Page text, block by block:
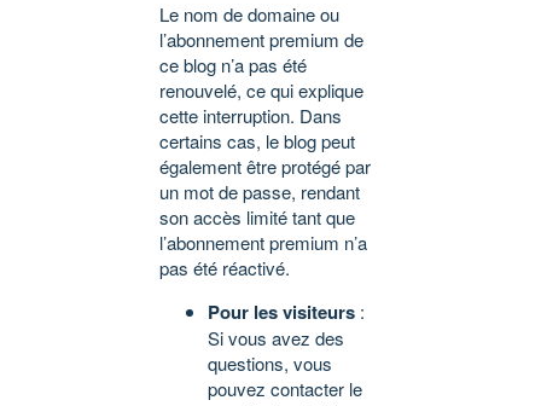
Le nom de domaine ou
l’abonnement premium de
ce blog n’a pas été
renouvelé, ce qui explique
cette interruption. Dans
certains cas, le blog peut
également être protégé par
un mot de passe, rendant
son accès limité tant que
l’abonnement premium n’a
pas été réactivé.
Pour les visiteurs :
Si vous avez des
questions, vous
pouvez contacter le